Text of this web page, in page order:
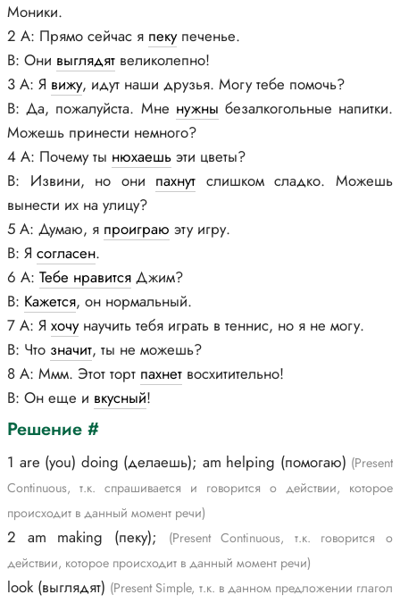
Моники.
2 А: Прямо сейчас я пекупеченье.
В: Они выглядят великолепно!
3 А: Я вижу, идут наши друзья. Могу тебе помочь?
В: Да, пожалуйста. Мне нужны безалкогольные напитки.
Можешь принести немного?
4 А: Почему ты нюхаешь эти цветы?
В: Извини, но они пахнут слишком сладко. Можешь
вынести их на улицу?
5 А: Думаю, я проиграю эту игру.
В: Я согласен.
6 А: Тебе нравится Джим?
В: Кажется, он нормальный.
7 А: Я хочунаучить тебя играть в теннис, но я не могу.
В: Что значит, ты не можешь?
8 А: Ммм. Этот торт пахнет восхитительно!
В: Он еще и вкусный!
Решение #
1 are (you) doing (делаешь); am helping (помогаю) (Present
Continuous, т.к. спрашивается и говорится о действии, которое
происходит в данный момент речи)
2 am making (пеку);
(Present Continuous, т.к. говорится о
действии, которое происходит в данный момент речи)
look (выглядят) (Present Simple, т.к. в данном предложении глагол